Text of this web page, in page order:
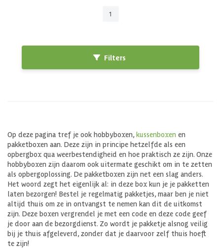
1
Filters
Op deze pagina tref je ook hobbyboxen, kussenboxen en
pakketboxen aan. Deze zijn in principe hetzelfde als een
opbergbox qua weerbestendigheid en hoe praktisch ze zijn. Onze
hobbyboxen zijn daarom ook uitermate geschikt om in te zetten
als opbergoplossing. De pakketboxen zijn net een slag anders.
Het woord zegt het eigenlijk al: in deze box kun je je pakketten
laten bezorgen! Bestel je regelmatig pakketjes, maar ben je niet
altijd thuis om ze in ontvangst te nemen kan dit de uitkomst
zijn. Deze boxen vergrendel je met een code en deze code geef
je door aan de bezorgdienst. Zo wordt je pakketje alsnog veilig
bij je thuis afgeleverd, zonder dat je daarvoor zelf thuis hoeft
te zijn!